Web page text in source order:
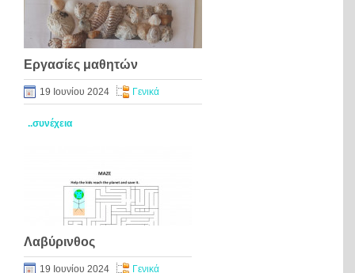
Εργασίες μαθητών
19 Ιουνίου 2024 Γενικά
..συνέχεια
Λαβύρινθος
19 Ιουνίου 2024 Γενικά